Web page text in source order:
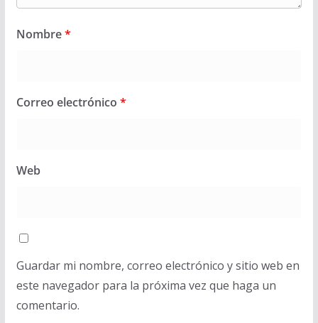
Nombre*
Correo electrónico *
Web
Guardar mi nombre, correo electrónico y sitio web en
este navegador para la próxima vez que haga un
comentario.